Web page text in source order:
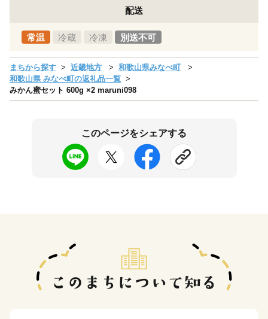
配送
常温 冷蔵 冷凍 別送不可
まちから探す 近畿地方
和歌山県みなべ町
和歌山県 みなべ町の返礼品一覧
みかん蜜セット 600g ×2 maruni098
このページをシェアする